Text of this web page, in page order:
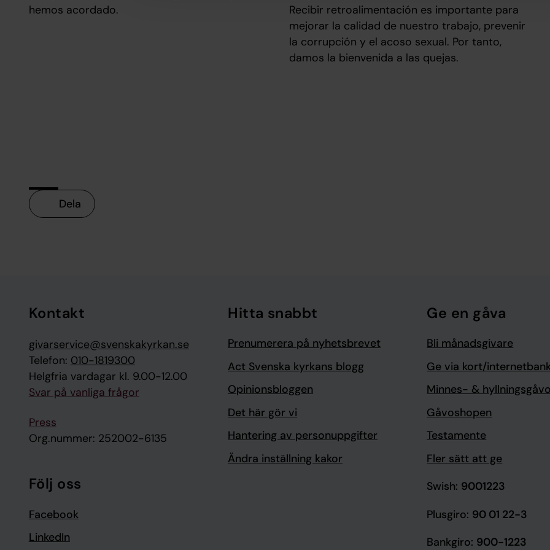
hemos acordado.
Recibir retroalimentación es importante para
mejorar la calidad de nuestro trabajo, prevenir
la corrupción y el acoso sexual. Por tanto,
damos la bienvenida a las quejas.
Dela
Kontakt
givarservice@svenskakyrkan.se
Telefon: 010-1819300
Helgfria vardagar kl. 9.00-12.00
Svar på vanliga frågor
Press
Org.nummer: 252002-6135
Följ oss
Facebook
LinkedIn
Hitta snabbt
Prenumerera på nyhetsbrevet
Act Svenska kyrkans blogg
Opinionsbloggen
Det här gör vi
Hantering av personuppgifter
Ändra inställning kakor
Ge en gåva
Bli månadsgivare
Ge via kort/
Minnes- &
Gåvoshopen
Testamente
Fler sätt att ge
Swish: 9001223
Plusgiro: 90 01 22-3
Bankgiro: 900-1223